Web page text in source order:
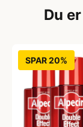
Du
SPAR 20%